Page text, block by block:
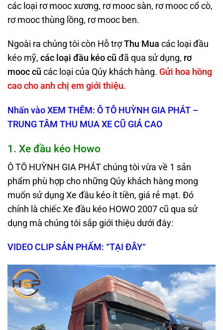
các loại rơ mooc xương, rơ mooc sàn, rơ mooc cổ cò,
rơ mooc thùng lồng, rơ mooc ben.
Ngoài ra chúng tôi còn Hỗ trợThu Mua các loại đầu
kéo mỹ, các loại đầu kéo cũ đã qua sử dụng, rơ
mooc cũ các loại của Qúy khách hàng. Gửi hoa hồng
cao cho anh chị em giới thiệu.
Nhấn vào XEM THÊM: Ô TÔ HUỲNH GIA PHÁT –
TRUNG TÂM THU MUA XE CŨ GIÁ CAO
1. Xe đầu kéo Howo
Ô TÔ HUỲNH GIA PHÁT chúng tôi vừa về 1 sản
phẩm phù hợp cho những Qúy khách hàng mong
muốn sử dụng Xe đầu kéo ít tiền, giá rẻ mạt. Đó
chính là chiếc Xe đầu kéo HOWO 2007 cũ qua sử
dụng mà chúng tôi sắp giới thiệu dưới đây:
VIDEO CLIP SẢN PHẨM: “TẠI ĐÂY“